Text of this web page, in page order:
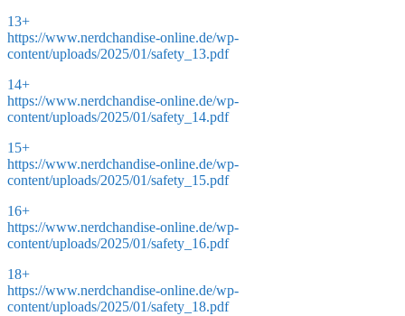
13+
https://www.nerdchandise-online.de/wp-
content/uploads/2025/01/safety_13.pdf
14+
https://www.nerdchandise-online.de/wp-
content/uploads/2025/01/safety_14.pdf
15+
https://www.nerdchandise-online.de/wp-
content/uploads/2025/01/safety_15.pdf
16+
https://www.nerdchandise-online.de/wp-
content/uploads/2025/01/safety_16.pdf
18+
https://www.nerdchandise-online.de/wp-
content/uploads/2025/01/safety_18.pdf